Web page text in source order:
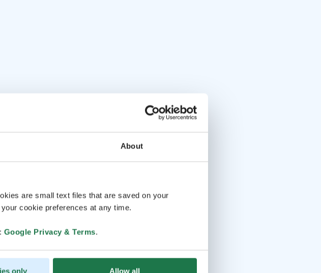
About
are small text files that are saved on your
cookie preferences at any time.
Google Privacy & Terms.
only Allow all